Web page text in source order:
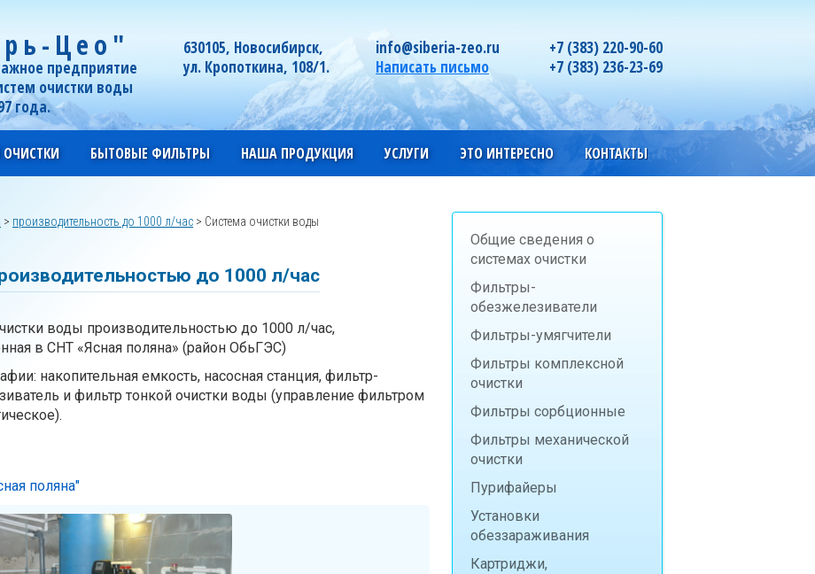
Цео"
предприятие
очистки воды
года.
630105, Новосибирск,
ул. Кропоткина, 108/1.
info@siberia-zeo.ru
Написать письмо
+7 (383) 220-90-60
+7 (383) 236-23-69
БЫТОВЫЕ ФИЛЬТРЫ НАША ПРОДУКЦИЯ УСЛУГИ ЭТО ИНТЕРЕСНО КОНТАКТЫ
> производительность до 1000 л/час > Система очистки воды
до 1000 л/час
воды производительностью до 1000 л/час,
в СНТ «Ясная поляна» (район ОбьГЭС)
накопительная емкость, насосная станция, фильтр-
и фильтр тонкой очистки воды (управление фильтром
поляна"
Общие сведения о
системах очистки
Фильтры-
обезжелезиватели
Фильтры-умягчители
Фильтры комплексной
очистки
Фильтры сорбционные
Фильтры механической
очистки
Пурифайеры
Установки
обеззараживания
Картриджи,